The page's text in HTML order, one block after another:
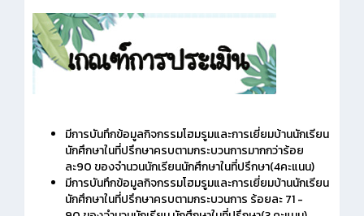
มีการบันทึกข้อมูลกิจกรรมโฮมรูมและการเยี่ยมบ้านนักเรียน
นักศึกษาในที่ปรึกษาครบตามกระบวนการมากกว่าร้อย
ละ90 ของจำนวนนักเรียนนักศึกษาในที่ปรึกษา(4คะแนน)
มีการบันทึกข้อมูลกิจกรรมโฮมรูมและการเยี่ยมบ้านนักเรียน
นักศึกษาในที่ปรึกษาครบตามกระบวนการ ร้อยละ 71 -